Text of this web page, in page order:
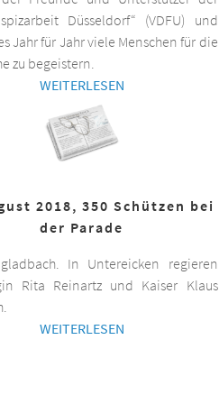
Düsseldorf“ (VDFU) und
Jahr für Jahr viele Menschen für die
zu begeistern.
WEITERLESEN
2018, 350 Schützen bei
der Parade
In Untereicken regieren
Rita Reinartz und Kaiser Klaus
WEITERLESEN